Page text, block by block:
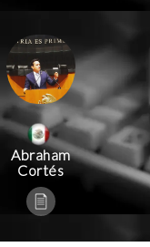
Abraham
Cortés